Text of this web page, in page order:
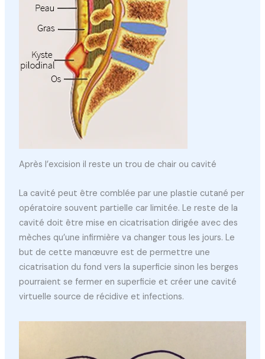
Après l’excision il reste un trou de chair ou cavité
La cavité peut être comblée par une plastie cutané per
opératoire souvent partielle car limitée. Le reste de la
cavité doit être mise en cicatrisation dirigée avec des
mèches qu’une infirmière va changer tous les jours. Le
but de cette manœuvre est de permettre une
cicatrisation du fond vers la superficie sinon les berges
pourraient se fermer en superficie et créer une cavité
virtuelle source de récidive et infections.